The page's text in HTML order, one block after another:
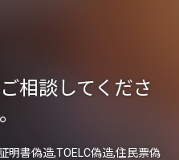
相談してくださ
明書偽造,TOELC偽造,住民票偽